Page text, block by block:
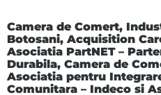
Camera de Comert,
Botosani, Acquisition
Asociatia PartNET –
Durabila, Camera de
Asociatia pentru
Comunitara – Indeco si